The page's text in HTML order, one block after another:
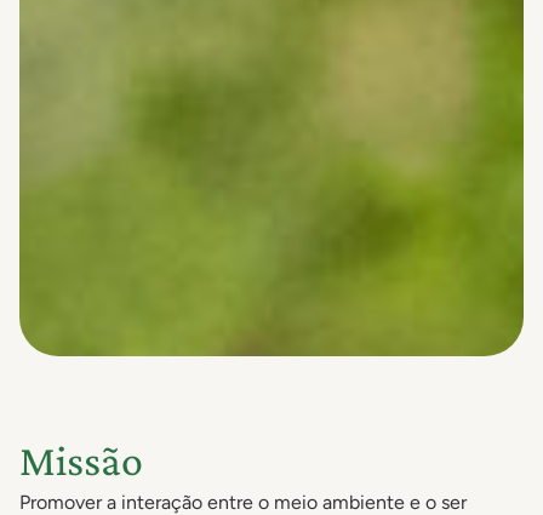
Missão
Promover a interação entre o meio ambiente e o ser